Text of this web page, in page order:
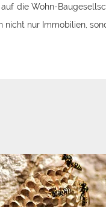
die Wohn-
nicht nur Immobilien,